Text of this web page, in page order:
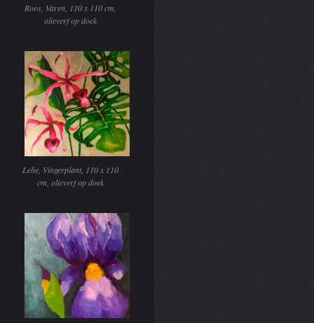
Roos, Varen, 110 x 110 cm,
olieverf op doek
Lelie, Vingerplant, 110 x 110
cm, olieverf op doek